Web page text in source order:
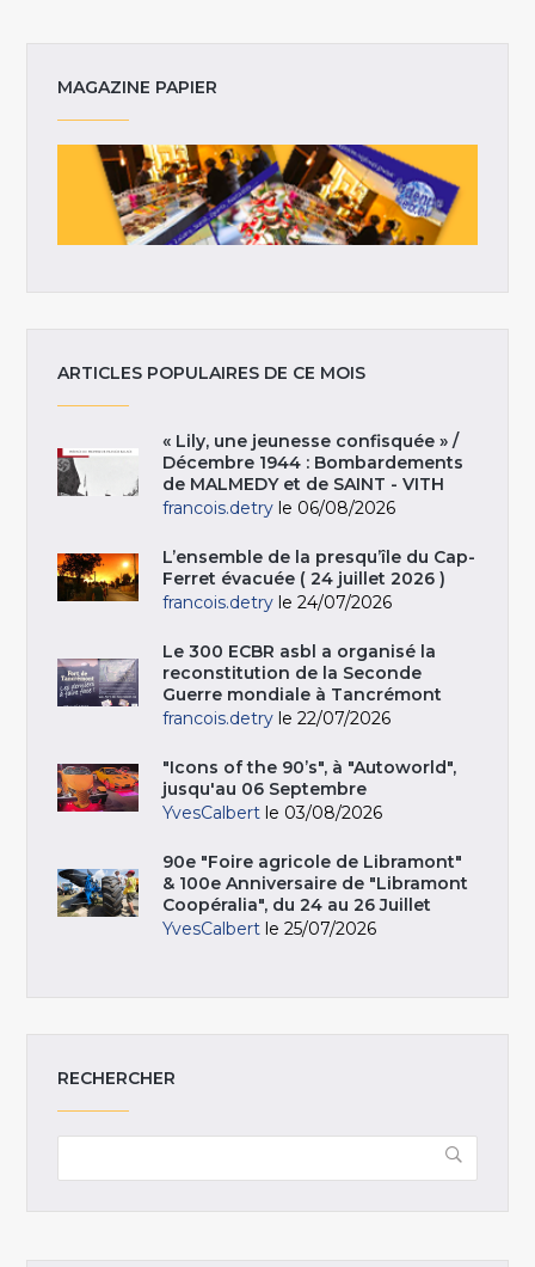
MAGAZINE PAPIER
ARTICLES POPULAIRES DE CE MOIS
« Lily, une jeunesse confisquée » /
Décembre 1944 : Bombardements
de MALMEDY et de SAINT - VITH
francois.detry le 06/08/2026
L’ensemble de la presqu’île du Cap-
Ferret évacuée ( 24 juillet 2026 )
francois.detry le 24/07/2026
Le 300 ECBR asbl a organisé la
reconstitution de la Seconde
Guerre mondiale à Tancrémont
francois.detry le 22/07/2026
"Icons of the 90’s", à "Autoworld",
jusqu'au 06 Septembre
YvesCalbert le 03/08/2026
90e "Foire agricole de Libramont"
& 100e Anniversaire de "Libramont
Coopéralia", du 24 au 26 Juillet
YvesCalbert le 25/07/2026
RECHERCHER